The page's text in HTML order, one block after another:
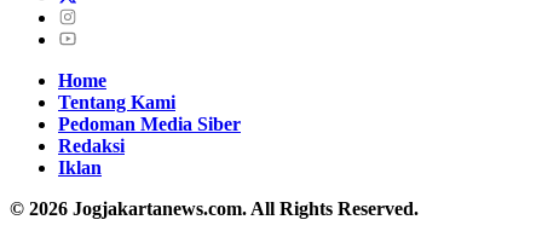
Home
Tentang Kami
Pedoman Media Siber
Redaksi
Iklan
© 2026 Jogjakartanews.com. All Rights Reserved.